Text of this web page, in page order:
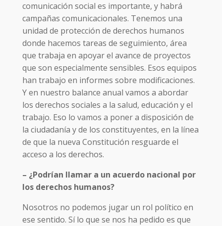
comunicación social es importante, y habrá
campañas comunicacionales. Tenemos una
unidad de protección de derechos humanos
donde hacemos tareas de seguimiento, área
que trabaja en apoyar el avance de proyectos
que son especialmente sensibles. Esos equipos
han trabajo en informes sobre modificaciones.
Y en nuestro balance anual vamos a abordar
los derechos sociales a la salud, educación y el
trabajo. Eso lo vamos a poner a disposición de
la ciudadanía y de los constituyentes, en la línea
de que la nueva Constitución resguarde el
acceso a los derechos.
– ¿Podrían llamar a un acuerdo nacional por
los derechos humanos?
Nosotros no podemos jugar un rol político en
ese sentido. Sí lo que se nos ha pedido es que